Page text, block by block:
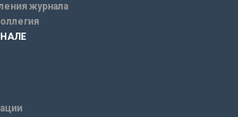
журнала